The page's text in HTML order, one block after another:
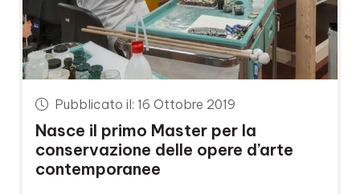
Pubblicato il: 16 Ottobre 2019
Nasce il primo Master per la
conservazione delle opere d’arte
contemporanee